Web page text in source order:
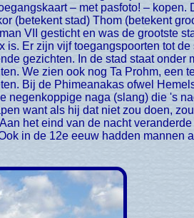
– met pasfoto! – kopen.
(betekent stad) Thom (betekent
VII gesticht en was de grootste
is. Er zijn vijf toegangspoorten tot de
gezichten. In de stad staat onder
We zien ook nog Ta Prohm, een
Bij de Phimeanakas ofwel
negenkoppige naga (slang) die 's
want als hij dat niet zou doen,
het eind van de nacht
in de 12e eeuw hadden mannen al